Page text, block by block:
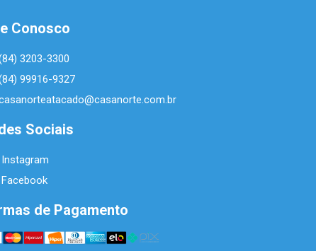
Conosco
3203-3300
99916-9327
Sociais
Instagram
Facebook
de Pagamento